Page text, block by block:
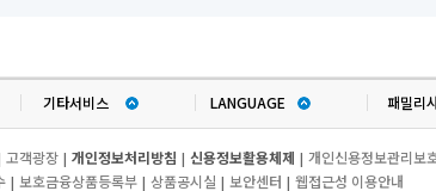
기타서비스 LANGUAGE 패밀리
고객광장 | 개인정보처리방침 | 신용정보활용체제 | 개인신용정보관리보
| 보호금융상품등록부 | 상품공시실 | 보안센터 | 웹접근성 이용안내